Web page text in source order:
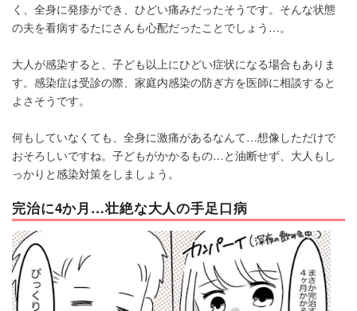
く、全身に発疹ができ、ひどい痛みだったそうです。そんな状態
の夫を看病するたにさんも心配だったことでしょう…。
大人が感染すると、子ども以上にひどい症状になる場合もありま
す。感染症は受診の際、家庭内感染の防ぎ方を医師に相談すると
よさそうです。
何もしていなくても、全身に激痛があるなんて…想像しただけで
おそろしいですね。子どもがかかるもの…と油断せず、大人もし
っかりと感染対策をしましょう。
完治に4か月…壮絶な大人の手足口病